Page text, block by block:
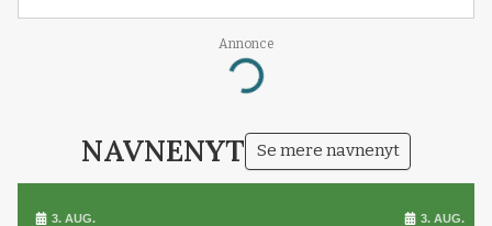
Annonce
Loading...
NAVNENYT Se mere navnenyt
3. AUG. 3. AUG.